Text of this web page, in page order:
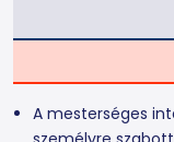
A mesterséges